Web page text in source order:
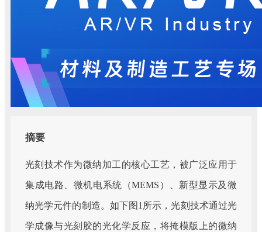
摘要
光刻技术作为微纳加工的核心工艺，被广泛应用于
集成电路、微机电系统（MEMS）、新型显示及微
纳光学元件的制造。如下图1所示，光刻技术通过光
学成像与光刻胶的光化学反应，将掩模版上的微纳